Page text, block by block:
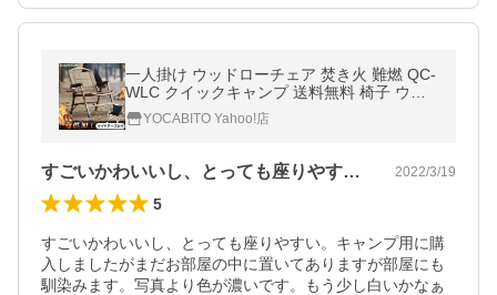
一人掛け ウッドローチェア 焚き火 難燃 QC-
WLC クイックキャンプ 送料無料 椅子 ウッ
ドフレーム ソロキャンプ アウトドアチェア
折りたたみ QCCHAIR QCFIRE
YOCABITO Yahoo!店
すごいかわいいし、とっても座りやすい。… 2022/3/19
5
すごいかわいいし、とっても座りやすい。キャンプ用に購
入しましたがまだお部屋の中に置いてありますが部屋にも
馴染みます。写真より色が濃いです。もう少し白いかなぁ